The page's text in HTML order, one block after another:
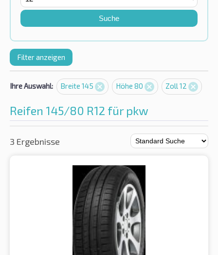
Suche
Filter anzeigen
Ihre Auswahl: Breite 145 Höhe 80 Zoll 12
Reifen 145/80 R12 für pkw
3 Ergebnisse